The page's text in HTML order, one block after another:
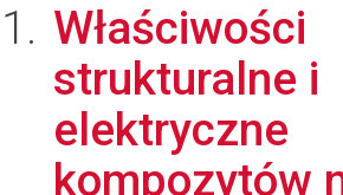
Właściwości
strukturalne i
elektryczne
kompozytów